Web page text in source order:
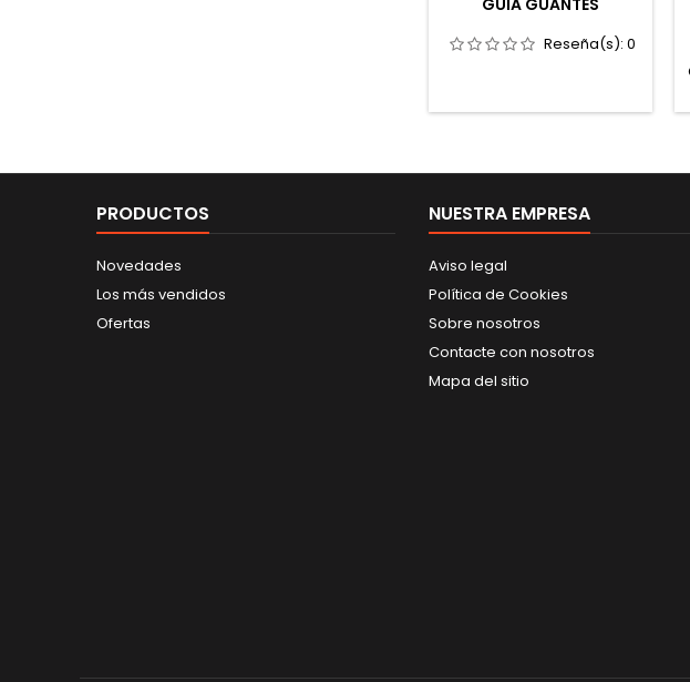
GUÍA GUANTES
Reseña(s): 0
PRODUCTOS
Novedades
Los más vendidos
Ofertas
NUESTRA EMPRESA
Aviso legal
Política de Cookies
Sobre nosotros
Contacte con nosotros
Mapa del sitio